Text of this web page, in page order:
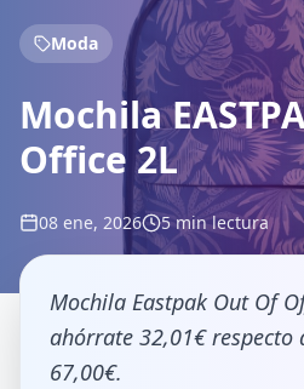
Moda
Mochila
Office 2L
08 ene, 2026 5 min lectura
Mochila Eastpak Out Of
ahórrate 32,01€
67,00€.